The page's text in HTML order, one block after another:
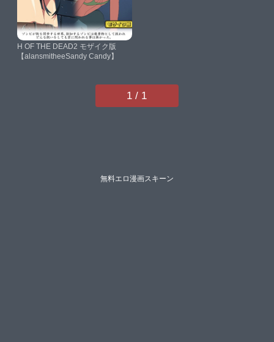
H OF THE DEAD2 モザイク版
【alansmitheeSandy Candy】
1 / 1
無料エロ漫画スキーン